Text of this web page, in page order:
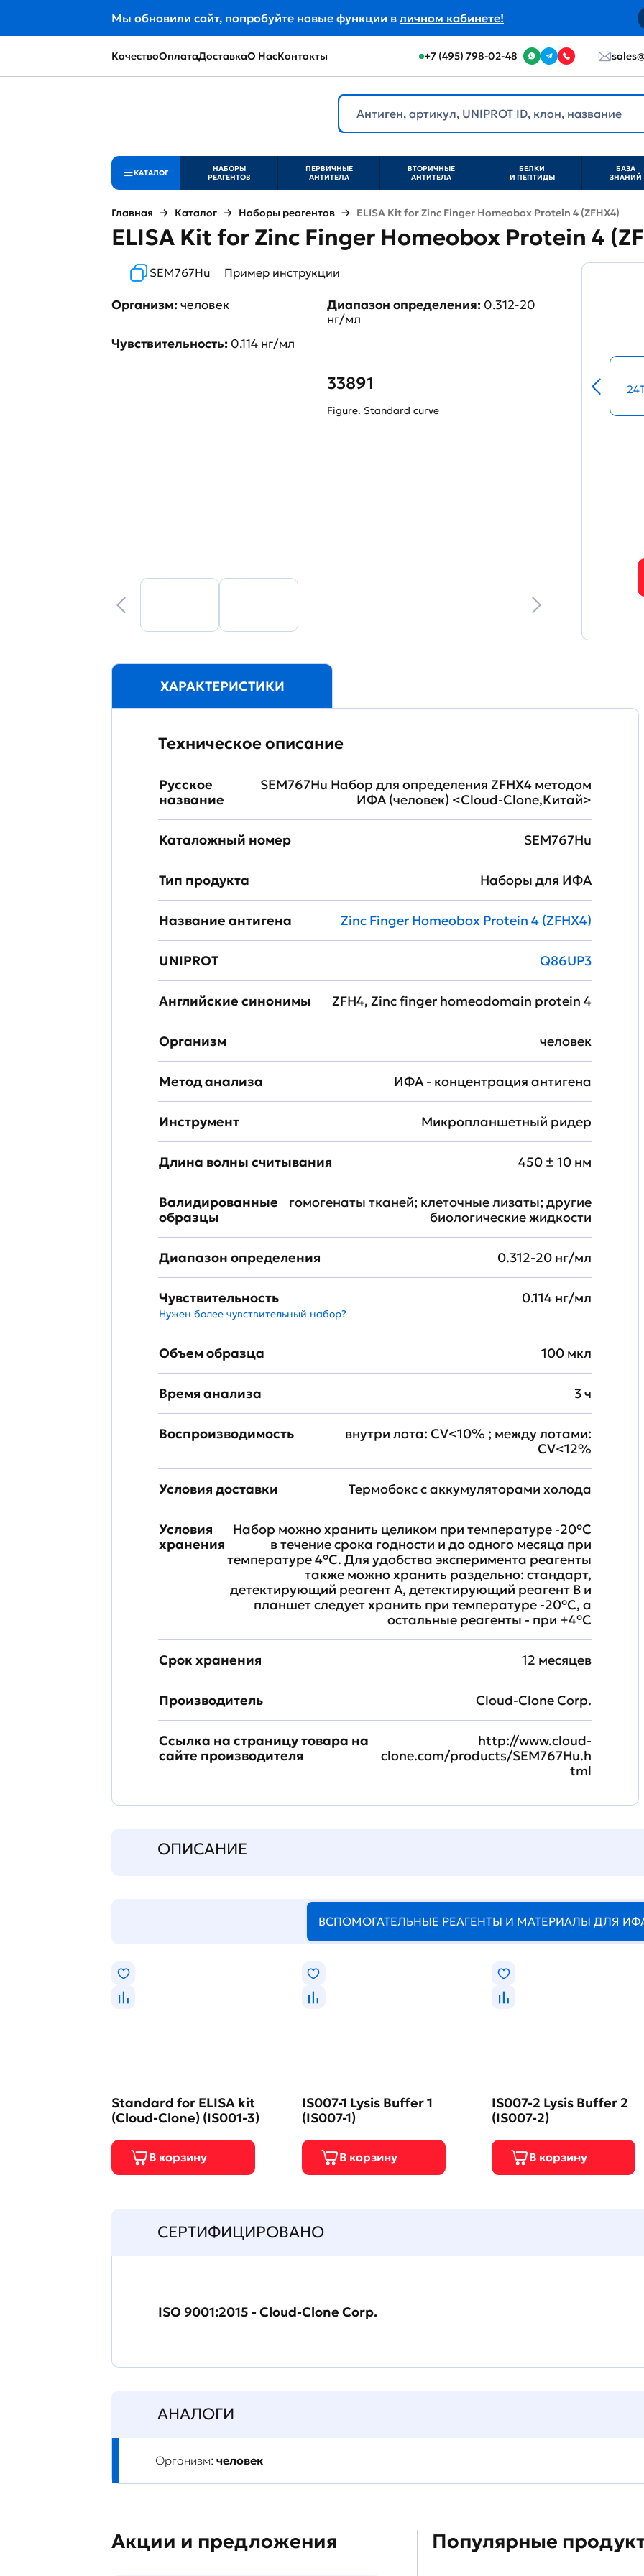
Мы обновили сайт, попробуйте новые функции в личном кабинете!
КачествоОплатаДоставкаО НасКонтакты +7 (495) 798-02-48
КАТАЛОГ
НАБОРЫ
РЕАГЕНТОВ
ПЕРВИЧНЫЕ
АНТИТЕЛА
ВТОРИЧНЫЕ
АНТИТЕЛА
БЕЛКИ
И ПЕПТИДЫ
БАЗА
ЗНАНИЙ
Главная Каталог Наборы реагентов ELISA Kit for Zinc Finger Homeobox Protein 4 (ZFHX4)
ELISA Kit for Zinc Finger Homeobox Protein 4
SEM767Hu Пример инструкции
Организм:человек Диапазон определения: 0.312-20
нг/мл
Чувствительность: 0.114 нг/мл
33891
Figure. Standard curve
ХАРАКТЕРИСТИКИ
Техническое описание
Русское
название
SEM767Hu Набор для определения ZFHX4 методом
ИФА (человек) <Cloud-Clone,Китай>
Каталожный номер SEM767Hu
Тип продукта Наборы для ИФА
Название антигена Zinc Finger Homeobox Protein 4 (ZFHX4)
UNIPROT Q86UP3
Английские синонимы ZFH4, Zinc finger homeodomain protein 4
Организм человек
Метод анализа ИФА - концентрация антигена
Инструмент Микропланшетный ридер
Длина волны считывания 450 ± 10 нм
Валидированные
образцы
гомогенаты тканей; клеточные лизаты; другие
биологические жидкости
Диапазон определения 0.312-20 нг/мл
Чувствительность
Нужен более чувствительный набор?
0.114 нг/мл
Объем образца 100 мкл
Время анализа 3 ч
Воспроизводимость
внутри лота: CV<10% ; между лотами:
CV<12%
Условия доставки Термобокс с аккумуляторами холода
Условия
хранения
Набор можно хранить целиком при температуре -20°C
в течение срока годности и до одного месяца при
температуре 4°C. Для удобства эксперимента реагенты
также можно хранить раздельно: стандарт,
детектирующий реагент A, детектирующий реагент B и
планшет следует хранить при температуре -20°C, а
остальные реагенты - при +4°С
Срок хранения 12 месяцев
Производитель Cloud-Clone Corp.
Ссылка на страницу товара на
сайте производителя
http://www.cloud-
clone.com/products/SEM767Hu.h
tml
ОПИСАНИЕ
ВСПОМОГАТЕЛЬНЫЕ РЕАГЕНТЫ И МАТЕРИАЛЫ ДЛЯ
Standard for ELISA kit
(Cloud-Clone) (IS001-3)
IS007-1 Lysis Buffer 1
(IS007-1)
IS007-2 Lysis Buffer 2
(IS007-2)
СЕРТИФИЦИРОВАНО
ISO 9001:2015 - Cloud-Clone Corp.
АНАЛОГИ
Организм: человек
Акции и предложения Популярные